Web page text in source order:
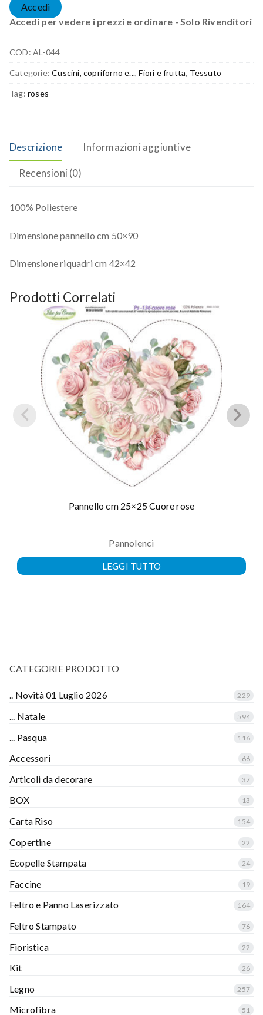
Accedi
Accedi per vedere i prezzi e ordinare - Solo Rivenditori
COD: AL-044
Categorie:Cuscini, copriforno e...,Fiori e frutta, Tessuto
Tag: roses
Descrizione Informazioni aggiuntive
Recensioni (0)
100% Poliestere
Dimensione pannello cm 50×90
Dimensione riquadri cm 42×42
Prodotti Correlati
Pannello cm 25×25 Cuore rose
Pannolenci
LEGGI TUTTO
CATEGORIE PRODOTTO
.. Novità 01 Luglio 2026 229
... Natale 594
... Pasqua 116
Accessori 66
Articoli da decorare 37
BOX 13
Carta Riso 154
Copertine 22
Ecopelle Stampata 24
Faccine 19
Feltro e Panno Laserizzato 164
Feltro Stampato 76
Fioristica 22
Kit 26
Legno 257
Microfibra 51